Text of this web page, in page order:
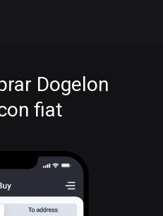
Dogelon
fiat